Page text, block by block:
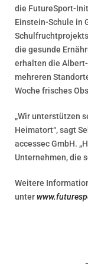
die FutureSport-
Einstein-Schule in
die gesunde
erhalten die
mehreren
Woche frisches
„Wir unterstützen
Heimatort“, sagt
accessec GmbH.
Unternehmen, die
Weitere
unter